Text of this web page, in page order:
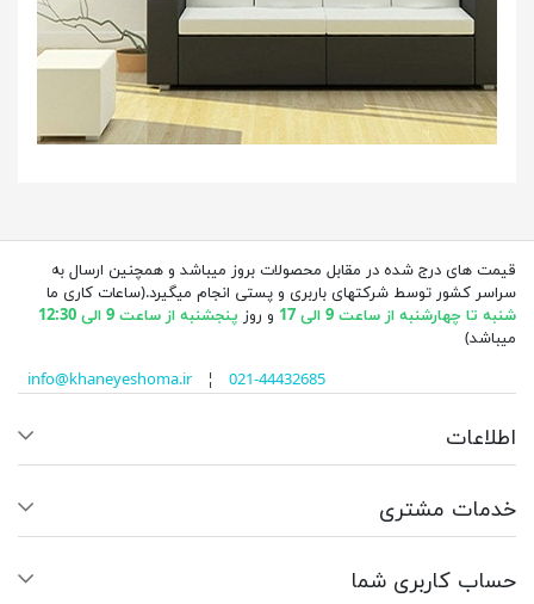
قیمت های درج شده در مقابل محصولات بروز میباشد و همچنین ارسال به
سراسر کشور توسط شرکتهای باربری و پستی انجام میگیرد.(ساعات کاری ما
شنبه تا چهارشنبه از ساعت 9 الی 17
و روز پنجشنبه از ساعت 9 الی 12:30
میباشد)
info@khaneyeshoma.ir¦ 021-44432685
اطلاعات
خدمات مشتری
حساب کاربری شما